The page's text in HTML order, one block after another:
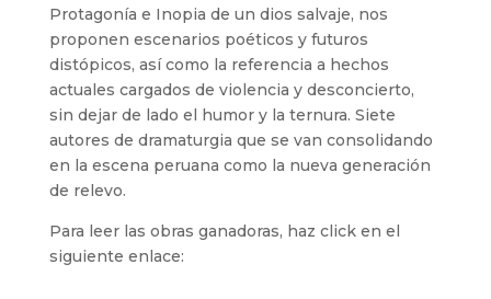
Protagonía e Inopia de un dios salvaje, nos
proponen escenarios poéticos y futuros
distópicos, así como la referencia a hechos
actuales cargados de violencia y desconcierto,
sin dejar de lado el humor y la ternura. Siete
autores de dramaturgia que se van consolidando
en la escena peruana como la nueva generación
de relevo.
Para leer las obras ganadoras, haz click en el
siguiente enlace: